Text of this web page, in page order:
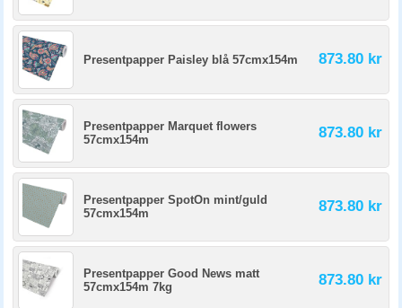
Presentpapper Paisley blå 57cmx154m 873.80 kr
Presentpapper Marquet flowers
57cmx154m
873.80 kr
Presentpapper SpotOn mint/guld
57cmx154m
873.80 kr
Presentpapper Good News matt
57cmx154m 7kg
873.80 kr